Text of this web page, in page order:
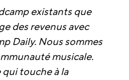
existants que
des revenus avec
Daily. Nous sommes
musicale.
touche à la